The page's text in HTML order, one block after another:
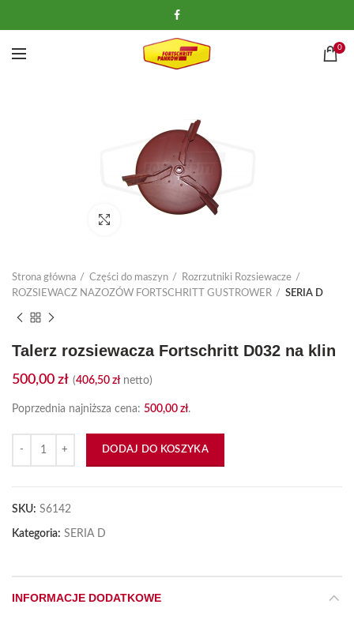
0
Kliknij, aby powiększyć
Strona główna Części do maszyn
Rozrzutniki Rozsiewacze
ROZSIEWACZ NAZOZÓW FORTSCHRITT GUSTROWER
SERIA D
Talerz rozsiewacza Fortschritt D032 na klin
500,00 zł (406,50 złnetto)
Poprzednia najniższa cena: 500,00 zł.
DODAJ DO KOSZYKA
SKU: S6142
Kategoria: SERIA D
INFORMACJE DODATKOWE